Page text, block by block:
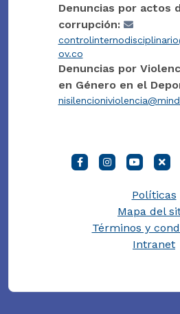
Denuncias por actos
corrupción:
ov.co
Denuncias por
en Género en el
Políticas
Mapa del
Términos y
Intranet